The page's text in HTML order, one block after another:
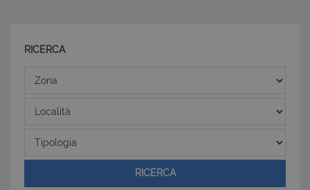
RICERCA
Zona
Località
Tipologia
RICERCA